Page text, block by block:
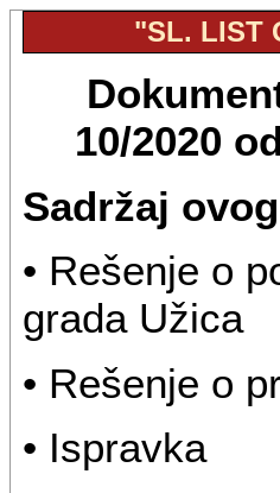
"SL. LIST
10/2020
Sadržaj
• Rešenje o
grada Užica
• Rešenje o
• Ispravka